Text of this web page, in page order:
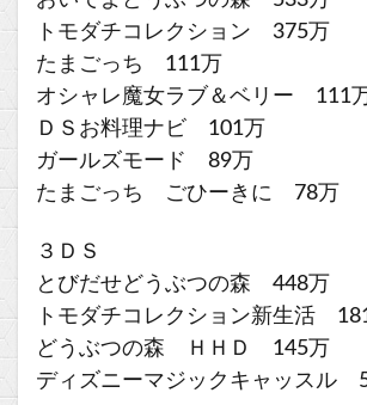
トモダチコレクション 375万
たまごっち 111万
オシャレ魔女ラブ＆ベリー 111
ＤＳお料理ナビ 101万
ガールズモード 89万
たまごっち ごひーきに 78万
３ＤＳ
とびだせどうぶつの森 448万
トモダチコレクション新生活
どうぶつの森 ＨＨＤ 145万
ディズニーマジックキャッスル